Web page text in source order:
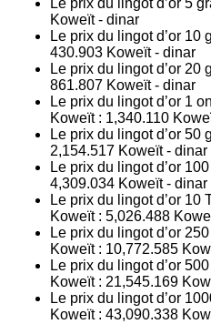
Le prix du lingot d’or 5
Koweït - dinar
Le prix du lingot d’or 10
430.903 Koweït - dinar
Le prix du lingot d’or 20
861.807 Koweït - dinar
Le prix du lingot d’or 1
Koweït : 1,340.110
Le prix du lingot d’or 50
2,154.517 Koweït - dinar
Le prix du lingot d’or
4,309.034 Koweït - dinar
Le prix du lingot d’or 10
Koweït : 5,026.488
Le prix du lingot d’or
Koweït : 10,772.585
Le prix du lingot d’or
Koweït : 21,545.169
Le prix du lingot d’or
Koweït : 43,090.338